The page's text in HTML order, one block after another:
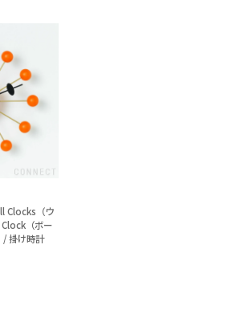
Clocks（ウ
（ボー
掛け時計